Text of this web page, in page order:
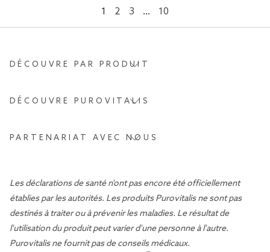
1 2 3 … 10
DÉCOUVRE PAR PRODUIT
DÉCOUVRE PUROVITALIS
PARTENARIAT AVEC NOUS
Les déclarations de santé n'ont pas encore été officiellement
établies par les autorités. Les produits Purovitalis ne sont pas
destinés à traiter ou à prévenir les maladies. Le résultat de
l'utilisation du produit peut varier d'une personne à l'autre.
Purovitalis ne fournit pas de conseils médicaux.